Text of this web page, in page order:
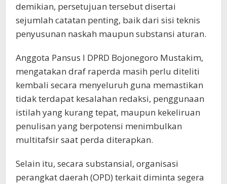
demikian, persetujuan tersebut disertai
sejumlah catatan penting, baik dari sisi teknis
penyusunan naskah maupun substansi aturan.
Anggota Pansus I DPRD Bojonegoro Mustakim,
mengatakan draf raperda masih perlu diteliti
kembali secara menyeluruh guna memastikan
tidak terdapat kesalahan redaksi, penggunaan
istilah yang kurang tepat, maupun kekeliruan
penulisan yang berpotensi menimbulkan
multitafsir saat perda diterapkan.
Selain itu, secara substansial, organisasi
perangkat daerah (OPD) terkait diminta segera